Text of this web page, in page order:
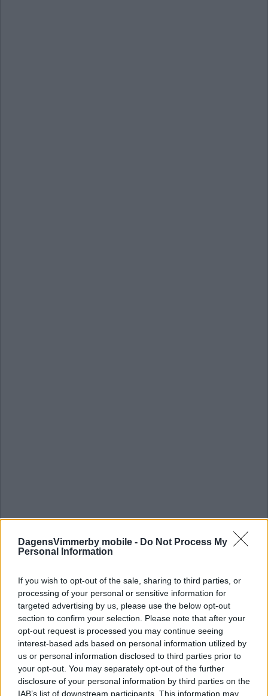
DagensVimmerby mobile - Do Not Process My
Personal Information
If you wish to opt-out of the sale, sharing to third parties, or
processing of your personal or sensitive information for
targeted advertising by us, please use the below opt-out
section to confirm your selection. Please note that after your
opt-out request is processed you may continue seeing
interest-based ads based on personal information utilized by
us or personal information disclosed to third parties prior to
your opt-out. You may separately opt-out of the further
disclosure of your personal information by third parties on the
IAB’s list of downstream participants. This information may